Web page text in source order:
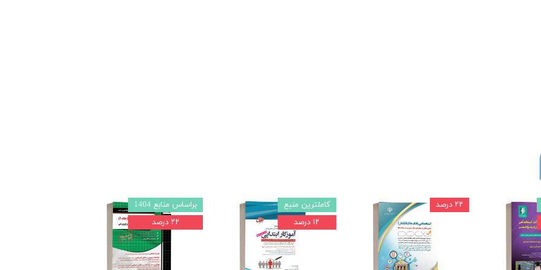
براساس منابع 1404
۲۲ درصد
کاملترین منبع
۱۲ درصد
۲۲ درصد